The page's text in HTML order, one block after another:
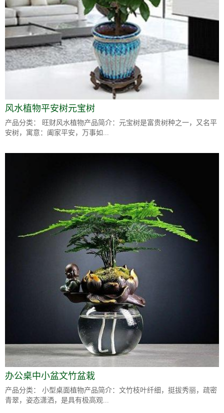
风水植物平安树元宝树
产品分类： 旺财风水植物产品简介：元宝树是富贵树种之一，又名平
安树，寓意：阖家平安，万事如...
办公桌中小盆文竹盆栽
产品分类： 小型桌面植物产品简介：文竹枝叶纤细，挺拔秀丽，疏密
青翠，姿态潇洒，是具有极高观...